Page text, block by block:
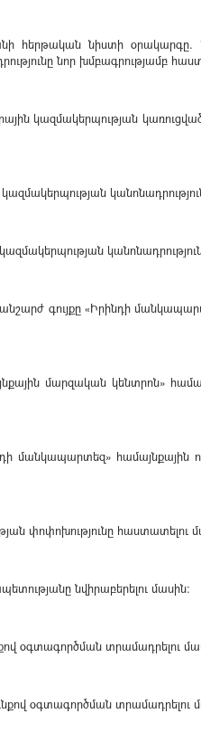
հերթական նիստի
նոր խմբագրությամբ
կազմակերպության
գույքը «Իրինդի
մարզական կենտրոն»
համայնքային ոչ
փոփոխությունը հաստատելու
նվիրաբերելու մասին։
օգտագործման տրամադրելու
օգտագործման տրամադրելու